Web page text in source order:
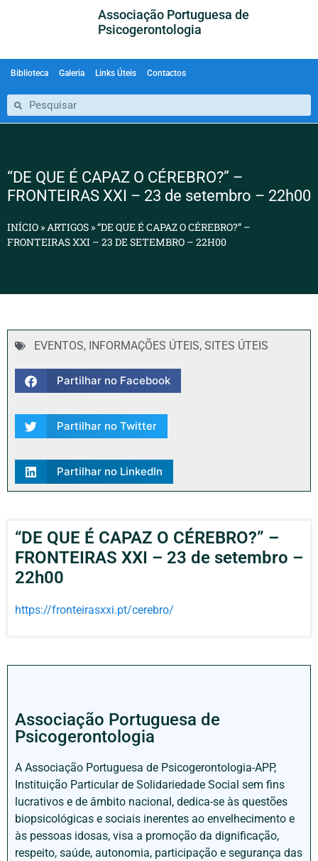
Associação Portuguesa de
Psicogerontologia
Biblioteca Galeria Links Úteis Contactos
“DE QUE É CAPAZ O CÉREBRO?” –
FRONTEIRAS XXI – 23 de setembro – 22h00
INÍCIO »ARTIGOS »“DE QUE É CAPAZ O CÉREBRO?” –
FRONTEIRAS XXI – 23 DE SETEMBRO – 22H00
EVENTOS, INFORMAÇÕES ÚTEIS, SITES ÚTEIS
Partilhar no Facebook
Partilhar no Twitter
Partilhar no LinkedIn
“DE QUE É CAPAZ O CÉREBRO?” –
FRONTEIRAS XXI – 23 de setembro –
22h00
https://fronteirasxxi.pt/cerebro/
Associação Portuguesa de
Psicogerontologia
A Associação Portuguesa de Psicogerontologia-APP,
Instituição Particular de Solidariedade Social sem fins
lucrativos e de âmbito nacional, dedica-se às questões
biopsicológicas e sociais inerentes ao envelhecimento e
às pessoas idosas, visa a promoção da dignificação,
respeito, saúde, autonomia, participação e segurança das